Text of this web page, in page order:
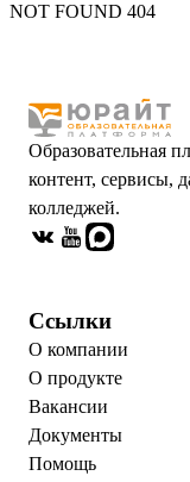
NOT FOUND 404
Образовательная
контент, сервисы,
колледжей.
Ссылки
О компании
О продукте
Вакансии
Документы
Помощь